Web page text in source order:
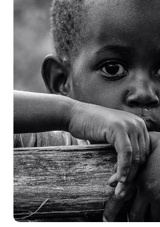
Rural Children
#CHARITY #DONATION